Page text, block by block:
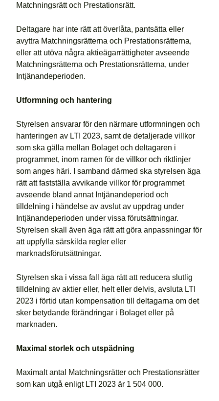
Matchningsrätt och Prestationsrätt.
Deltagare har inte rätt att överlåta, pantsätta eller
avyttra Matchningsrätterna och Prestationsrätterna,
eller att utöva några aktieägarrättigheter avseende
Matchningsrätterna och Prestationsrätterna, under
Intjänandeperioden.
Utformning och hantering
Styrelsen ansvarar för den närmare utformningen och
hanteringen av LTI 2023, samt de detaljerade villkor
som ska gälla mellan Bolaget och deltagaren i
programmet, inom ramen för de villkor och riktlinjer
som anges häri. I samband därmed ska styrelsen äga
rätt att fastställa avvikande villkor för programmet
avseende bland annat Intjänandeperiod och
tilldelning i händelse av avslut av uppdrag under
Intjänandeperioden under vissa förutsättningar.
Styrelsen skall även äga rätt att göra anpassningar för
att uppfylla särskilda regler eller
marknadsförutsättningar.
Styrelsen ska i vissa fall äga rätt att reducera slutlig
tilldelning av aktier eller, helt eller delvis, avsluta LTI
2023 i förtid utan kompensation till deltagarna om det
sker betydande förändringar i Bolaget eller på
marknaden.
Maximal storlek och utspädning
Maximalt antal Matchningsrätter och Prestationsrätter
som kan utgå enligt LTI 2023 är 1 504 000.